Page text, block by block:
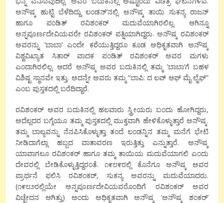
ಅನೌಷ್ಕ ಹುಟ್ಟಿ ಬೆಳೆದಿದ್ದು ಲಂಡನ್’ನಲ್ಲಿ. ಅನೌಷ್ಕ ತಾಯಿ ಸುಕನ್ಯ ರಾಜನ್
ಹಾಗೂ ಪಂಡಿತ್ ರವಿಶಂಕರ್ ಮದುವೆಯಾಗಿರಲಿಲ್ಲ. ಆಗಿನ್ನೂ
ಅನ್ನಪೂರ್ಣದೇವಿಯವರೇ ರವಿಶಂಕರ್ ಪತ್ನಿಯಾಗಿದ್ದರು. ಅನೌಷ್ಕ ರವಿಶಂಕರ್
ಅವರನ್ನು ’ಬಾಬಾ’ ಎಂದೇ ಕರೆಯುತ್ತಿದ್ದರೂ ಕೂಡ ಅಧಿಕೃತವಾಗಿ ಅನೌಷ್ಕ
ವಿಶ್ವವಿಖ್ಯಾತ ಸಿತಾರ್ ವಾದಕ ಪಂಡಿತ್ ರವಿಶಂಕರ್ ಅವರ ಮಗಳು
ಎಂದಾಗಿರಲಿಲ್ಲ. ಆದರೆ ಅನೌಷ್ಕ ಅವರ ಬದುಕಿನಲ್ಲಿ ತಮ್ಮ ’ಬಾಬಾ’ಗೆ ಬಹಳ
ವಿಶಿಷ್ಟ ಸ್ಥಾನವೇ ಇತ್ತು. ಅದನ್ನೇ ಅವರು ತಮ್ಮ “ಬಾಪಿ: ದ ಲವ್ ಆಫ್ ಮೈ ಲೈಫ್”
ಎಂಬ ಪುಸ್ತಕದಲ್ಲಿ ಬರೆದಿದ್ದಾರೆ.
ರವಿಶಂಕರ್ ಅವರ ಬದುಕಿನಲ್ಲಿ ಹಲವಾರು ಸ್ತ್ರೀಯರು ಬಂದು ಹೋಗಿದ್ದರು,
ಅದೆಲ್ಲದರ ಬಗ್ಗೆಯೂ ತಮ್ಮ ಪುಸ್ತಕದಲ್ಲಿ ಮುಕ್ತವಾಗಿ ಹೇಳಿಕೊಳ್ಳುತ್ತಾರೆ ಅನೌಷ್ಕ.
ತಮ್ಮ ಬಾಲ್ಯವನ್ನು ನೆನಪಿಸಿಕೊಳ್ಳುತ್ತಾ ತಂದೆ ಲಂಡನ್ನಿನ ತಮ್ಮ ಮನೆಗೆ ಭೇಟಿ
ನೀಡಿದಾಗೆಲ್ಲಾ ಹಬ್ಬದ ವಾತಾವರಣ ಇರುತ್ತಿತ್ತು ಎನ್ನುತ್ತಾರೆ. ಅನೌಷ್ಕ
ಯಾವಾಗಲೂ ರವಿಶಂಕರ್ ಹಾಗೂ ತಮ್ಮ ತಾಯಿಯ ಮದುವೆಯಾಗಲಿ ಎಂದು
ದೇವರಲ್ಲಿ ಬೇಡಿಕೊಳ್ಳುತ್ತಿದ್ದರಂತೆ. ೧೯೮೯ರಲ್ಲಿ ಕೊನೆಗೂ ಅನೌಷ್ಕ ಅವರ
ಪ್ರಾರ್ಥನೆ ಫಲಿಸಿ ರವಿಶಂಕರ್, ಸುಕನ್ಯ ಅವರನ್ನು ಮದುವೆಯಾದರು.
(೧೯೮೨ರಲ್ಲಿಯೇ ಅನ್ನಪೂರ್ಣದೇವಿಯವರೊಂದಿಗೆ ರವಿಶಂಕರ್ ಅವರ
ವಿಚ್ಛೇದನ ಆಗಿತ್ತು) ಅಂದು ಅಧಿಕೃತವಾಗಿ ಅನೌಷ್ಕ ’ಅನೌಷ್ಕ ಶಂಕರ್’